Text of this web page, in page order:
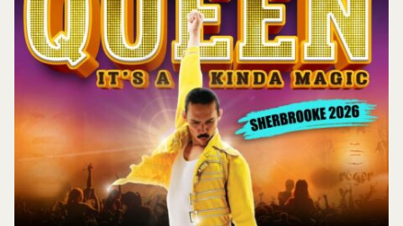
Programmation
Mises en vente
Promotions
Cartes-cadeaux